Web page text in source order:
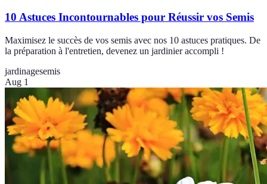
10 Astuces Incontournables pour Réussir vos Semis
Maximisez le succès de vos semis avec nos 10 astuces pratiques. De
la préparation à l'entretien, devenez un jardinier accompli !
jardinagesemis
Aug 1